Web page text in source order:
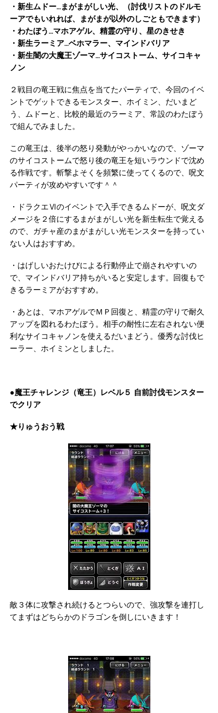
・新生ムドー…まがまがしい光、（討伐リストのドルモ
ーアでもいれれば、まがまが以外のしごともできます）
・わたぼう…マホアゲル、精霊の守り、星のきせき
・新生ラーミア…ベホマラー、マインドバリア
・新生闇の大魔王ゾーマ…サイコストーム、サイコキャ
ノン
２戦目の竜王戦に焦点を当てたパーティで、今回のイベ
ントでゲットできるモンスター、ホイミン、だいまど
う、ムドーと、比較的最近のラーミア、常設のわたぼう
で組んでみました。
この竜王は、後半の怒り発動がやっかいなので、ゾーマ
のサイコストームで怒り後の竜王を短いラウンドで沈め
る作戦です。斬撃よそくを頻繁に使ってくるので、呪文
パーティが攻めやすいです＾＾
・ドラクエⅥのイベントで入手できるムドーが、呪文ダ
メージを２倍にするまがまがしい光を新生転生で覚える
ので、ガチャ産のまがまがしい光モンスターを持ってい
ない人はおすすめ。
・はげしいおたけびによる行動停止で崩されやすいの
で、マインドバリア持ちがいると安定します。回復もで
きるラーミアがおすすめ。
・あとは、マホアゲルでＭＰ回復と、精霊の守りで耐久
アップを図れるわたぼう。相手の耐性に左右されない便
利なサイコキャノンを使えるだいまどう。優秀な討伐ヒ
ーラー、ホイミンとしました。
●魔王チャレンジ（竜王）レベル５ 自前討伐モンスター
でクリア
★りゅうおう戦
敵３体に攻撃され続けるとつらいので、強攻撃を連打し
てまずはどちらかのドラゴンを倒しにいきます！